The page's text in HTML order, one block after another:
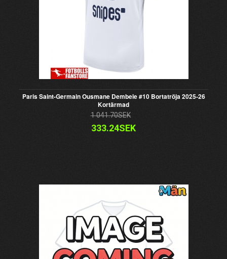
Paris Saint-Germain Ousmane Dembele #10 Bortatröja 2025-26
Kortärmad
1 041.70SEK
333.24SEK